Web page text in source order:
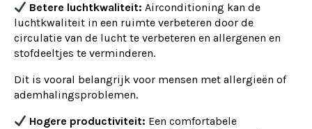
Betere luchtkwaliteit: Airconditioning kan de
luchtkwaliteit in een ruimte verbeteren door de
circulatie van de lucht te verbeteren en allergenen en
stofdeeltjes te verminderen.
Dit is vooral belangrijk voor mensen met allergieën of
ademhalingsproblemen.
Hogere productiviteit: Een comfortabele